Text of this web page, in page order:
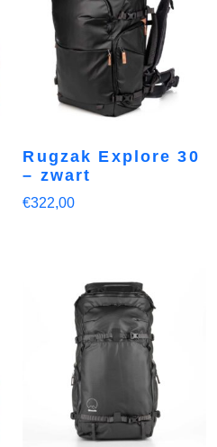
Rugzak Explore 30
– zwart
€322,00